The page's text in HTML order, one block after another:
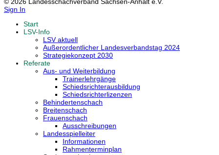
© 2026 Landesschachverband Sachsen-Anhalt e.V.
Sign In
Start
LSV-Info
LSV aktuell
Außerordentlicher Landesverbandstag 2024
Strategiekonzept 2030
Referate
Aus- und Weiterbildung
Trainerlehrgänge
Schiedsrichterausbildung
Schiedsrichterlizenzen
Behindertenschach
Breitenschach
Frauenschach
Ausschreibungen
Landesspielleiter
Informationen
Rahmenterminplan